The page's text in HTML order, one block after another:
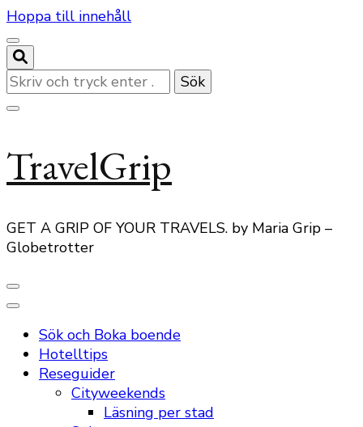
Hoppa till innehåll
Letar
du
efter
TravelGrip
GET A GRIP OF YOUR TRAVELS. by Maria Grip –
Globetrotter
Sök och Boka boende
Hotelltips
Reseguider
Cityweekends
Läsning per stad